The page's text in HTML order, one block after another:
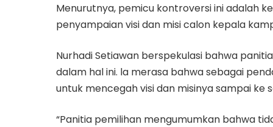
Menurutnya, pemicu kontroversi ini adalah
penyampaian visi dan misi calon kepala
Nurhadi Setiawan berspekulasi bahwa
dalam hal ini. la merasa bahwa sebagai
untuk mencegah visi dan misinya sampai ke
“Panitia pemilihan mengumumkan bahwa